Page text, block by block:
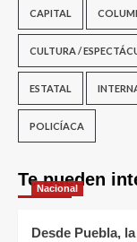
CAPITAL
CULTURA /
ESTATAL
POLICÍACA
Te pueden
Nacional
Desde Puebla,